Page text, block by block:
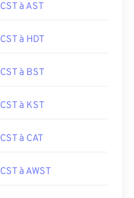
CST à AST
CST à HDT
CST à BST
CST à KST
CST à CAT
CST à AWST